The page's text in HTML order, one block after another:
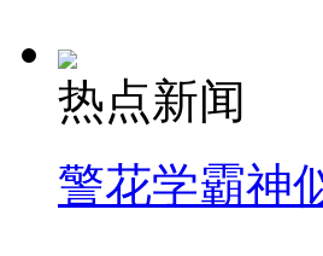
热点新闻
警花学霸神